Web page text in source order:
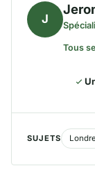
J
Tous
SUJETS